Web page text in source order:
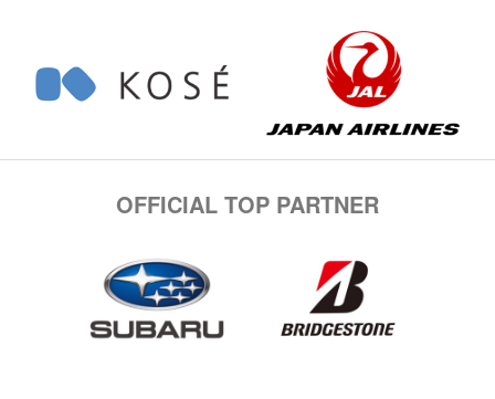
OFFICIAL TOP PARTNER